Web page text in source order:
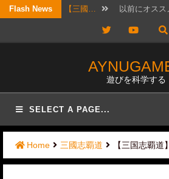
Skip
content
Flash News 【三國… 筆者もLR許
結構ホットと
2026年7月20
【三國…
【三國… リクエストで
TwitterYouTube
遊びを科学する
SELECT A PAGE...
Home 三國志覇道 【三国志覇道